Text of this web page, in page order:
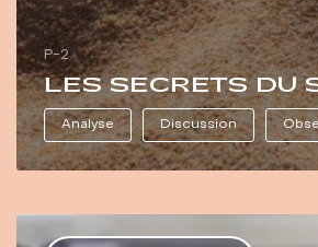
P-2
LES SECRETS DU
Analyse Discussion